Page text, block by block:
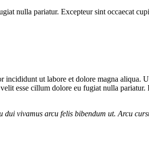
nulla pariatur. Excepteur sint occaecat
incididunt ut labore et dolore magna
esse cillum dolore eu fugiat nulla
vivamus arcu felis bibendum ut. Arcu